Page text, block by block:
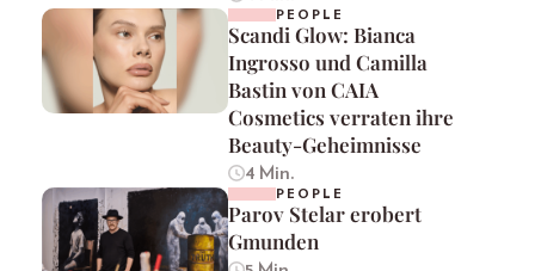
PEOPLE
Scandi Glow: Bianca
Ingrosso und Camilla
Bastin von CAIA
Cosmetics verraten ihre
Beauty-Geheimnisse
4 Min.
PEOPLE
Parov Stelar erobert
Gmunden